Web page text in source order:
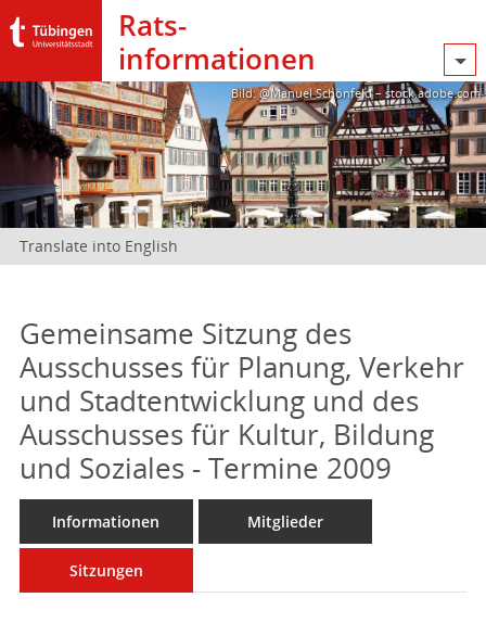
Rats­
informationen
Bild: @Manuel Schönfeld – stock.adobe.com
Translate into English
Gemeinsame Sitzung des
Ausschusses für Planung, Verkehr
und Stadtentwicklung und des
Ausschusses für Kultur, Bildung
und Soziales - Termine 2009
Informationen Mitglieder
Sitzungen